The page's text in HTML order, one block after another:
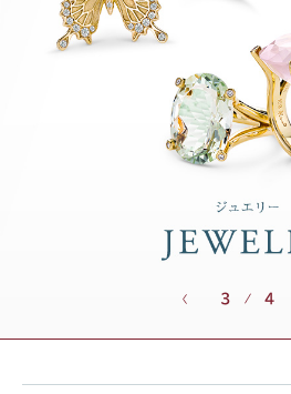
3 4
K10素材が登場。（5/22）
しました